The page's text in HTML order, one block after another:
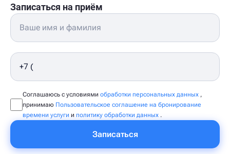
Записаться на приём
Соглашаюсь с условиями обработки персональных данных ,
принимаю Пользовательское соглашение на бронирование
времени услуги и политику обработки данных .
Записаться